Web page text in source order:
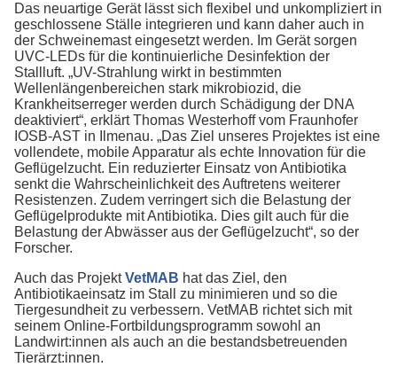
Das neuartige Gerät lässt sich flexibel und unkompliziert in
geschlossene Ställe integrieren und kann daher auch in
der Schweinemast eingesetzt werden. Im Gerät sorgen
UVC-LEDs für die kontinuierliche Desinfektion der
Stallluft. „UV-Strahlung wirkt in bestimmten
Wellenlängenbereichen stark mikrobiozid, die
Krankheitserreger werden durch Schädigung der DNA
deaktiviert“, erklärt Thomas Westerhoff vom Fraunhofer
IOSB-AST in Ilmenau. „Das Ziel unseres Projektes ist eine
vollendete, mobile Apparatur als echte Innovation für die
Geflügelzucht. Ein reduzierter Einsatz von Antibiotika
senkt die Wahrscheinlichkeit des Auftretens weiterer
Resistenzen. Zudem verringert sich die Belastung der
Geflügelprodukte mit Antibiotika. Dies gilt auch für die
Belastung der Abwässer aus der Geflügelzucht“, so der
Forscher.
Auch das ProjektVetMAB hat das Ziel, den
Antibiotikaeinsatz im Stall zu minimieren und so die
Tiergesundheit zu verbessern. VetMAB richtet sich mit
seinem Online-Fortbildungsprogramm sowohl an
Landwirt:innen als auch an die bestandsbetreuenden
Tierärzt:innen.